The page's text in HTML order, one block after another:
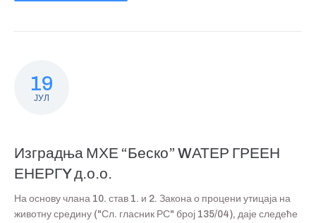
19
ЈУЛ
Изградња МХЕ “Беско” WАТЕР ГРЕЕН
ЕНЕРГY д.о.о.
На основу члана 10. став 1. и 2. Закона о процени утицаја на
животну средину ("Сл. гласник РС" број 135/04), даје следеће